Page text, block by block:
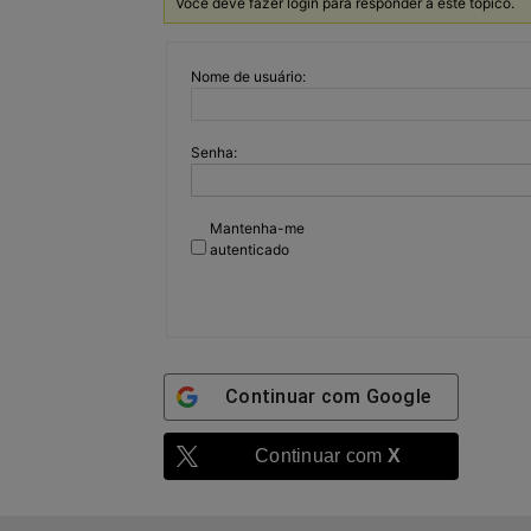
Nome de usuário:
Senha:
Mantenha-me
autenticado
Continuar com Google
Continuar com X